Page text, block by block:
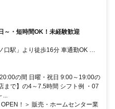
～・短時間OK！未経験歓迎
口駅」より徒歩16分 車通勤OK 無
の間 日曜・祝日 9:00～19:00の
まで】の4～7.5時間 シフト例 ・07
...
！＞ 販売・ホームセンター業